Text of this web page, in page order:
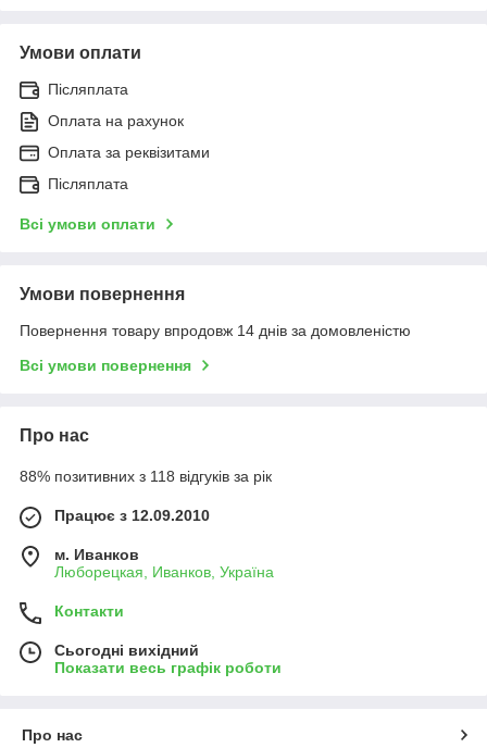
Умови оплати
Післяплата
Оплата на рахунок
Оплата за реквізитами
Післяплата
Всі умови оплати
Умови повернення
Повернення товару впродовж 14 днів за домовленістю
Всі умови повернення
Про нас
88% позитивних з 118 відгуків за рік
Працює з 12.09.2010
м. Иванков
Люборецкая, Иванков, Україна
Контакти
Сьогодні вихідний
Показати весь графік роботи
Про нас